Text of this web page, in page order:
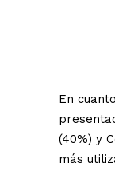
En
(40%) y
más